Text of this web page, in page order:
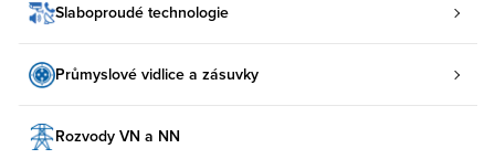
Slaboproudé technologie
Průmyslové vidlice a zásuvky
Rozvody VN a NN